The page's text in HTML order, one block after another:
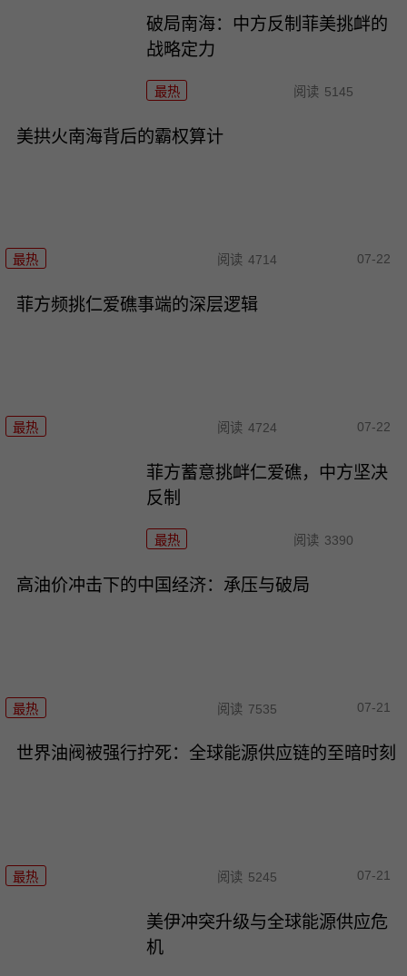
破局南海：中方反制菲美挑衅的
战略定力
最热 阅读 5145
美拱火南海背后的霸权算计
最热 阅读 4714 07-22
菲方频挑仁爱礁事端的深层逻辑
最热 阅读 4724 07-22
菲方蓄意挑衅仁爱礁，中方坚决
反制
最热 阅读 3390
高油价冲击下的中国经济：承压与破局
最热 阅读 7535 07-21
世界油阀被强行拧死：全球能源供应链的至暗时刻
最热 阅读 5245 07-21
美伊冲突升级与全球能源供应危
机